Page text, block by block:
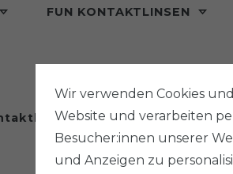
FUN KONTAKTLINSEN
Halloween
Wir verwenden Cookies
Website und verarbeiten
Besucher:innen unserer
und Anzeigen zu